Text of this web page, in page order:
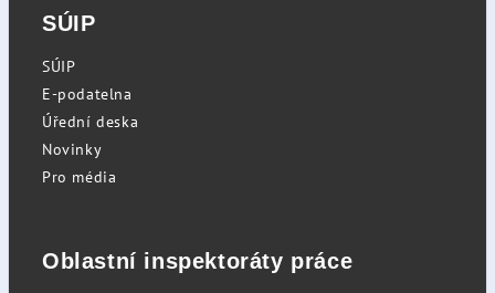
SÚIP
SÚIP
E-podatelna
Úřední deska
Novinky
Pro média
Oblastní inspektoráty práce